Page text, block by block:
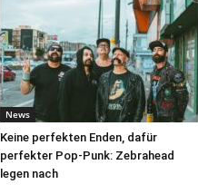
News
Keine perfekten Enden, dafür
perfekter Pop-Punk: Zebrahead
legen nach